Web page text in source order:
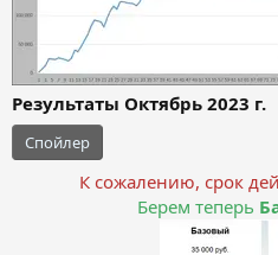
Результаты Октябрь 2023 г.
Спойлер
К сожалению, срок
Берем теперь